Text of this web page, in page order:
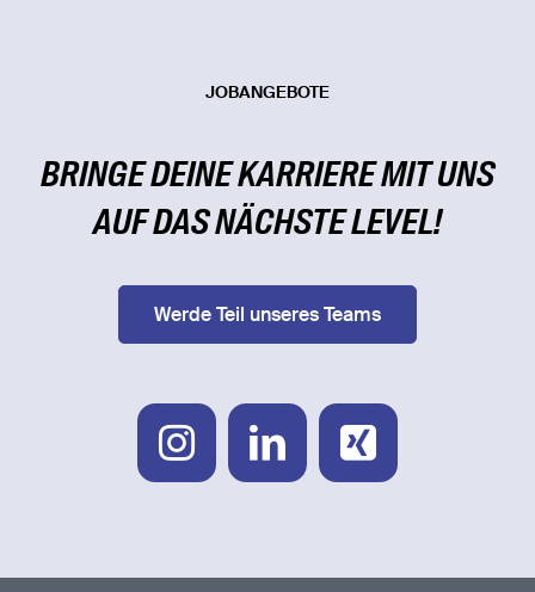
JOBANGEBOTE
BRINGE DEINE KARRIERE MIT UNS
AUF DAS NÄCHSTE LEVEL!
Werde Teil unseres Teams